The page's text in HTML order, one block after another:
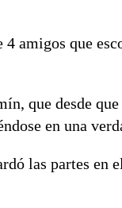
4 amigos que
que desde
en una
las partes en